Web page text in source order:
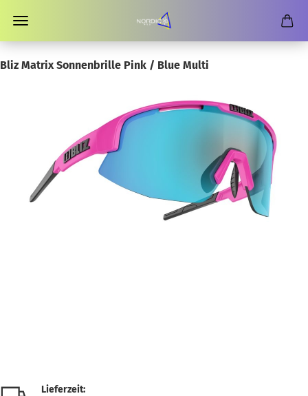
Bliz Matrix Sonnenbrille Pink / Blue Multi
Lieferzeit: